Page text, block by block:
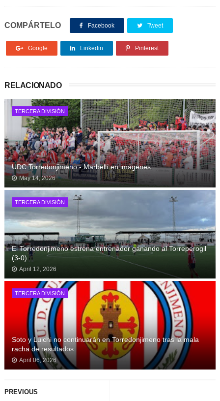
COMPÁRTELO Facebook Tweet
Google Linkedin Pinterest
RELACIONADO
TERCERA DIVISIÓN
UDC Torredonjimeno - Marbellí en imágenes.
May 14, 2026
TERCERA DIVISIÓN
El Torredonjimeno estrena entrenador ganando al Torreperogil
(3-0)
April 12, 2026
TERCERA DIVISIÓN
Soto y Luichi no continuarán en Torredonjimeno tras la mala
racha de resultados
April 06, 2026
PREVIOUS